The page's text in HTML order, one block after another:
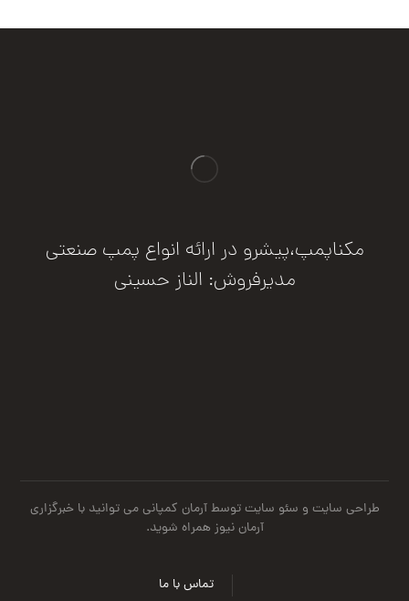
مکناپمپ،پیشرو در ارائه انواع پمپ صنعتی
مدیرفروش: الناز حسینی
طراحی سایت و سئو سایتتوسط آرمان کمپانی می توانید باخبرگزاری
آرمان نیوز همراه شوید.
تماس با ما